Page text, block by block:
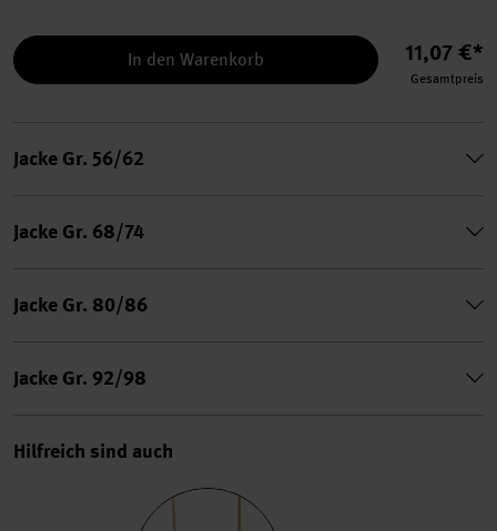
In den Warenkorb 11,07 €*
Gesamtpreis
Jacke Gr. 56/62
Jacke Gr. 68/74
Jacke Gr. 80/86
Jacke Gr. 92/98
Hilfreich sind auch